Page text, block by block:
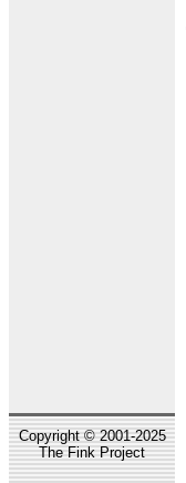
Copyright © 2001-2025
The Fink Project